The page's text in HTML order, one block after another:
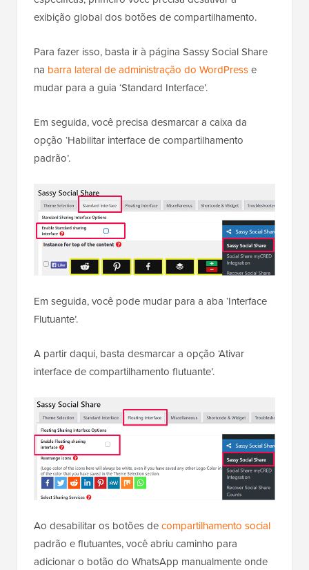
exibição global dos botões de compartilhamento.
Para fazer isso, basta ir à página Sassy Social Share
na barra lateral de administração do WordPresse
mudar para a guia ‘Standard Interface’.
Em seguida, você precisa desmarcar a caixa da
opção ‘Habilitar interface de compartilhamento
padrão’.
Em seguida, você pode mudar para a aba ‘Interface
Flutuante’.
A partir daqui, basta desmarcar a opção ‘Ativar
interface de compartilhamento flutuante’.
Ao desabilitar os botões decompartilhamento social
padrão e flutuantes, você abriu caminho para
adicionar o botão do WhatsApp manualmente onde